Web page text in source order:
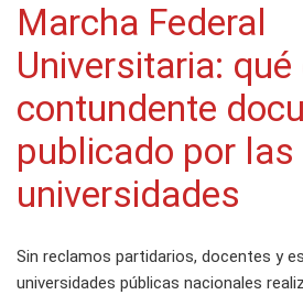
Marcha Federal
Universitaria: qué
contundente
publicado por las
universidades
Sin reclamos partidarios, docentes y
universidades públicas nacionales